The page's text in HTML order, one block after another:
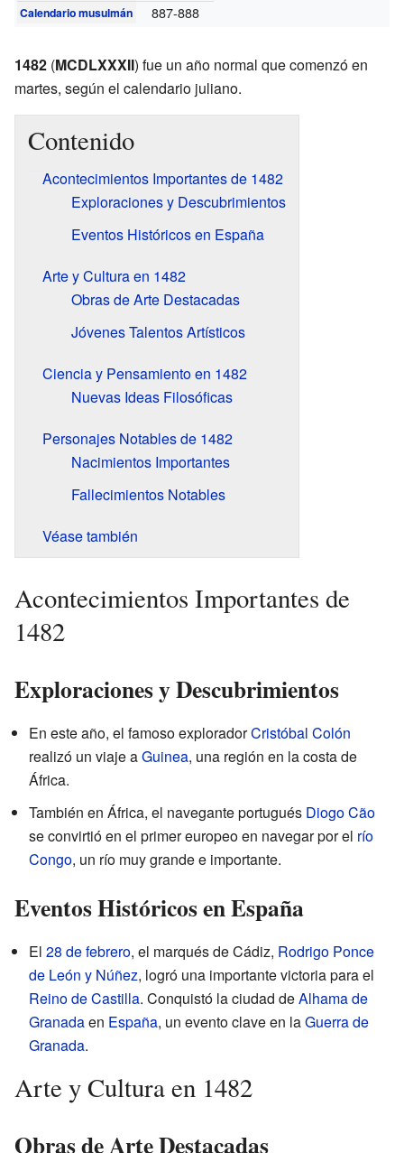
Calendario musulmán 887-888
1482 (MCDLXXXII) fue un año normal que comenzó en
martes, según el calendario juliano.
Contenido
Acontecimientos Importantes de 1482
Exploraciones y Descubrimientos
Eventos Históricos en España
Arte y Cultura en 1482
Obras de Arte Destacadas
Jóvenes Talentos Artísticos
Ciencia y Pensamiento en 1482
Nuevas Ideas Filosóficas
Personajes Notables de 1482
Nacimientos Importantes
Fallecimientos Notables
Véase también
Acontecimientos Importantes de
1482
Exploraciones y Descubrimientos
En este año, el famoso exploradorCristóbal Colón
realizó un viaje aGuinea, una región en la costa de
África.
También en África, el navegante portugués Diogo Cão
se convirtió en el primer europeo en navegar por el río
Congo, un río muy grande e importante.
Eventos Históricos en España
El 28 de febrero, el marqués de Cádiz, Rodrigo Ponce
de León y Núñez, logró una importante victoria para el
Reino de Castilla. Conquistó la ciudad deAlhama de
Granadaen España, un evento clave en laGuerra de
Granada.
Arte y Cultura en 1482
Obras de Arte Destacadas